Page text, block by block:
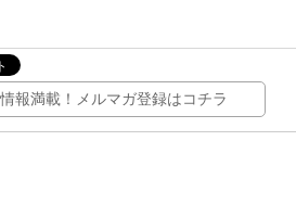
報満載！メルマガ登録はコチラ